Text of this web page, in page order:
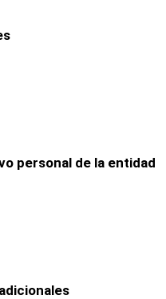
personal de la entidad